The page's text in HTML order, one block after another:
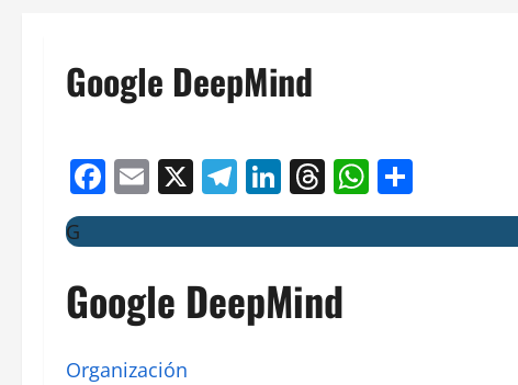
Google DeepMind
Facebook
Email
X Telegram
LinkedIn
Threads
WhatsApp
G
Google DeepMind
Organización